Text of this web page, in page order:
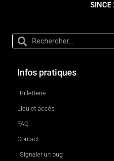
Infos pratiques
Billetterie
Lieu et accès
FAQ
Contact
Signaler un bug